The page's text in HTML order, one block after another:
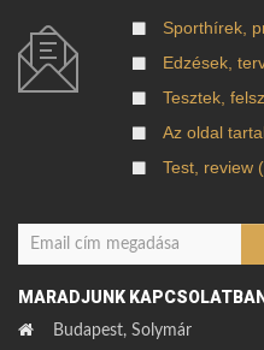
Sporthírek,
Edzések,
Tesztek,
Az oldal
Test, review
MARADJUNK
Budapest, Solymár